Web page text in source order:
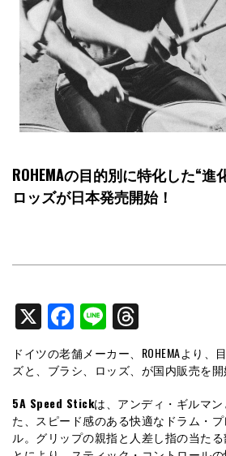
ROHEMAの目的別に特化した“進
ロッズが日本発売開始！
X Facebook
Line
ドイツの老舗メーカー、ROHEMAより、
ズと、ブラシ、ロッズ、が国内販売を開
5A Speed Stickは、アンディ・ギルマ
た、スピード感のある快適なドラム・
ル。グリップの親指と人差し指の当た